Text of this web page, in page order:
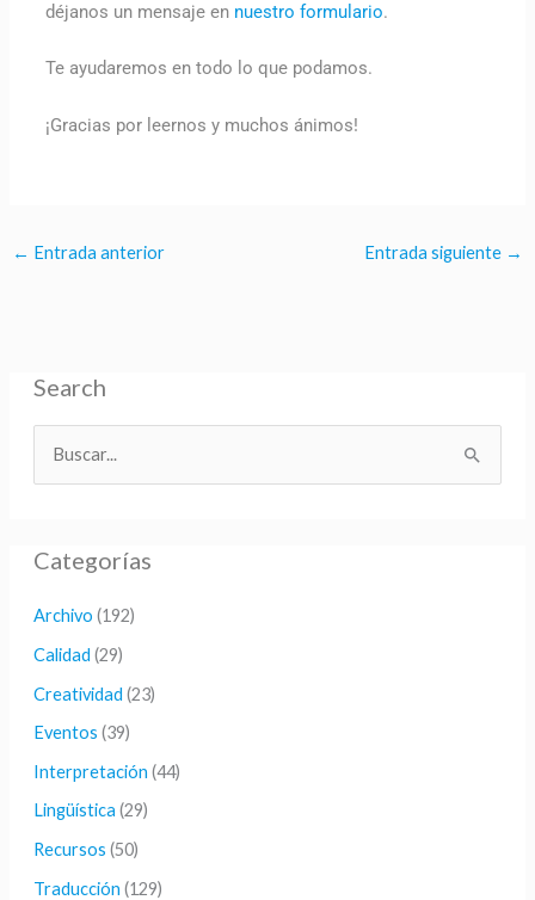
déjanos un mensaje en nuestro formulario.
Te ayudaremos en todo lo que podamos.
¡Gracias por leernos y muchos ánimos!
← Entrada anterior Entrada siguiente →
Search
c
p
o
r
:
Categorías
Archivo (192)
Calidad (29)
Creatividad (23)
Eventos (39)
Interpretación (44)
Lingüística (29)
Recursos (50)
Traducción (129)